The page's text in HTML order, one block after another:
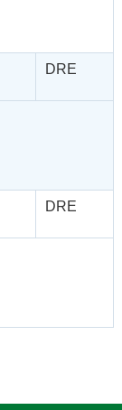
DRE
DRE